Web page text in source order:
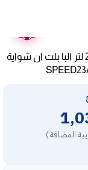
ميكرويف 23 لتر البا بلت ان شواية
المضافة )